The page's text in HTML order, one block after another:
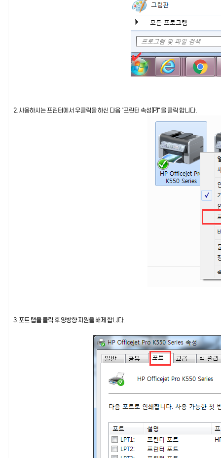
2. 사용하시는 프린터에서 우클릭을 하신 다음 "프린터 속성(P)" 을 클릭 합니다.
3. 포트 탭을 클릭 후 양방향 지원을 해제 합니다.